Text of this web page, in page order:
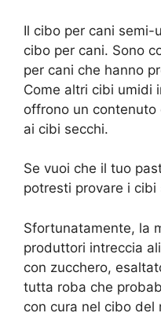
Il cibo per cani semi-
cibo per cani. Sono
per cani che hanno
Come altri cibi umidi
offrono un
ai cibi secchi.
Se vuoi che il tuo
potresti provare i
Sfortunatamente, la
produttori intreccia
con zucchero,
tutta roba che
con cura nel cibo del